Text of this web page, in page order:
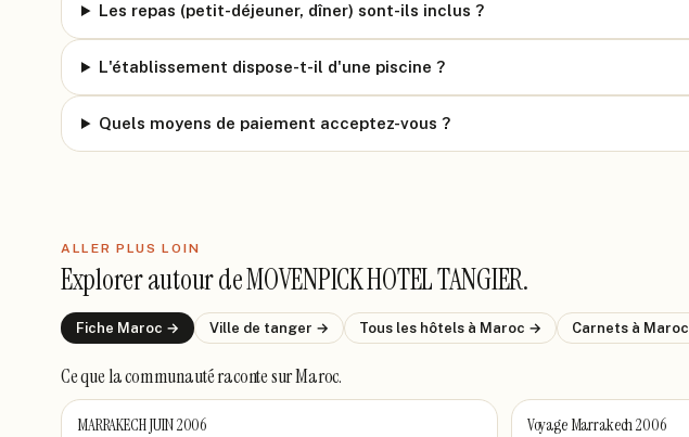
Les repas (petit-déjeuner, dîner) sont-ils inclus ?
L'établissement dispose-t-il d'une piscine ?
Quels moyens de paiement acceptez-vous ?
ALLER PLUS LOIN
Explorer autour deMOVENPICK HOTEL TANGIER.
Fiche Maroc → Ville de tanger → Tous les hôtels à Maroc → Carnets à Maroc
Ce que la communauté racontesur Maroc.
MARRAKECH JUIN 2006 Voyage Marrakech 2006